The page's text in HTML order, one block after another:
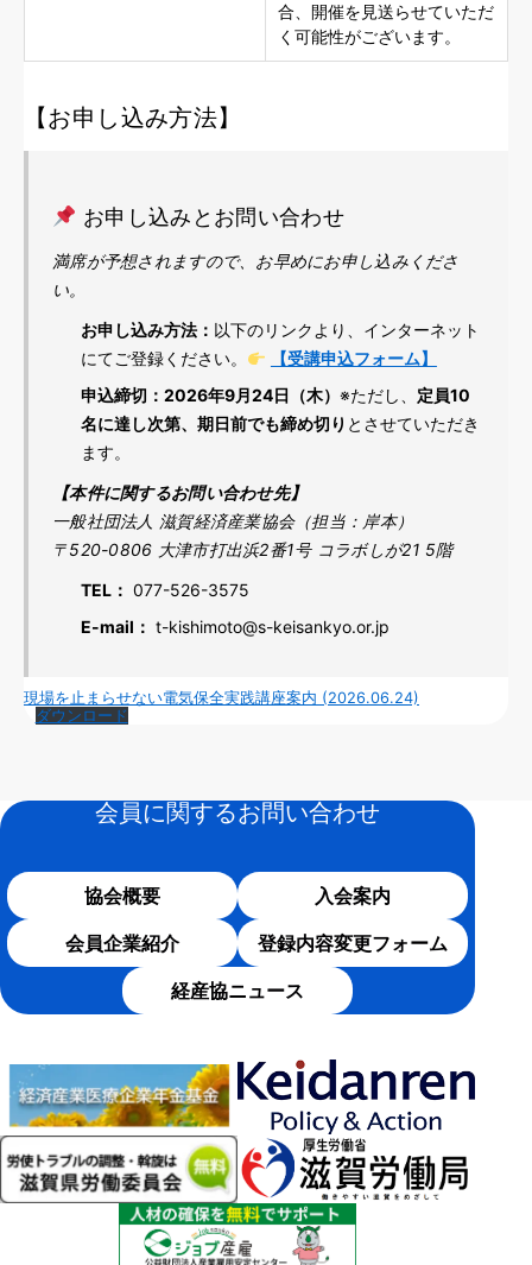
合、開催を見送らせていただ
く可能性がございます。
【お申し込み方法】
お申し込みとお問い合わせ
満席が予想されますので、お早めにお申し込みくださ
い。
お申し込み方法： 以下のリンクより、インターネット
にてご登録ください。
【受講申込フォーム】
申込締切： 2026年9月24日（木） ※ただし、 定員10
名に達し次第、期日前でも締め切り とさせていただき
ます。
【本件に関するお問い合わせ先】
一般社団法人 滋賀経済産業協会（担当：岸本）
〒520-0806 大津市打出浜2番1号 コラボしが21 5階
TEL： 077-526-3575
E-mail： t-kishimoto@s-keisankyo.or.jp
現場を止まらせない電気保全実践講座案内 (2026.06.24)
ダウンロード
会員に関するお問い合わせ
協会概要
入会案内
会員企業紹介
登録内容変更フォーム
経産協ニュース